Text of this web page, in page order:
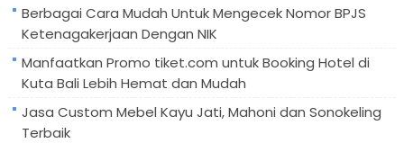
Berbagai Cara Mudah Untuk Mengecek Nomor BPJS
Ketenagakerjaan Dengan NIK
Manfaatkan Promo tiket.com untuk Booking Hotel di
Kuta Bali Lebih Hemat dan Mudah
Jasa Custom Mebel Kayu Jati, Mahoni dan Sonokeling
Terbaik